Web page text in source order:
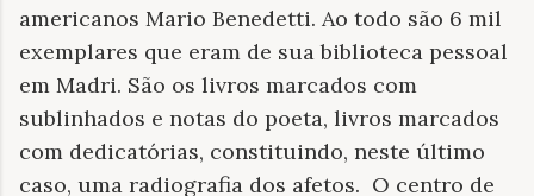
americanos Mario Benedetti. Ao todo são 6 mil
exemplares que eram de sua biblioteca pessoal
em Madri. São os livros marcados com
sublinhados e notas do poeta, livros marcados
com dedicatórias, constituindo, neste último
caso, uma radiografia dos afetos. O centro de